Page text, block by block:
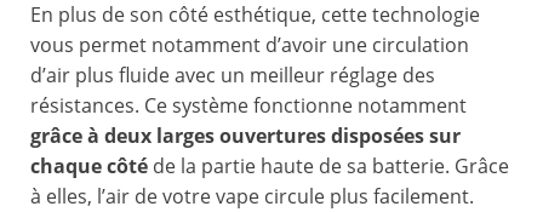
En plus de son côté esthétique, cette technologie
vous permet notamment d’avoir une circulation
d’air plus fluide avec un meilleur réglage des
résistances. Ce système fonctionne notamment
grâce à deux larges ouvertures disposées sur
chaque côté de la partie haute de sa batterie. Grâce
à elles, l’air de votre vape circule plus facilement.